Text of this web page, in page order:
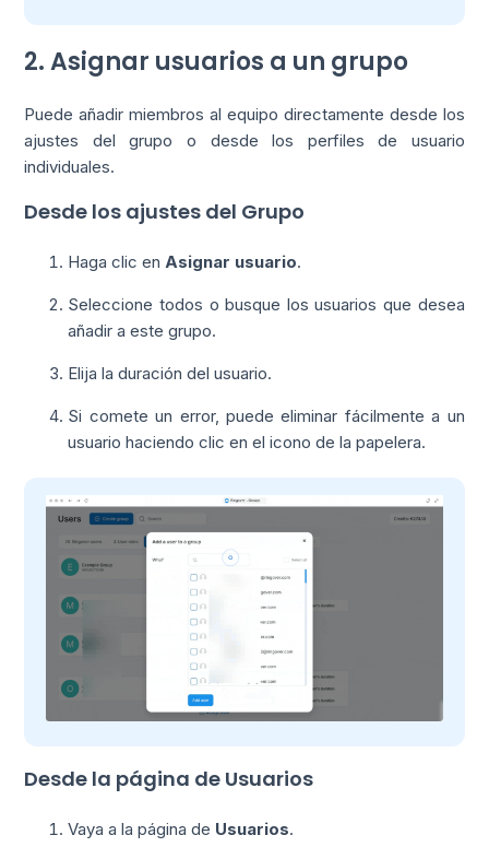
2. Asignar usuarios a un grupo
Puede añadir miembros al equipo directamente desde los
ajustes del grupo o desde los perfiles de usuario
individuales.
Desde los ajustes del Grupo
Haga clic en Asignar usuario.
Seleccione todos o busque los usuarios que desea
añadir a este grupo.
Elija la duración del usuario.
Si comete un error, puede eliminar fácilmente a un
usuario haciendo clic en el icono de la papelera.
Desde la página de Usuarios
Vaya a la página de Usuarios.